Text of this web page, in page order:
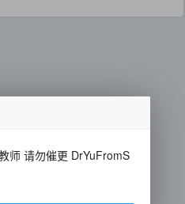
师 请勿催更 DrYuFromS